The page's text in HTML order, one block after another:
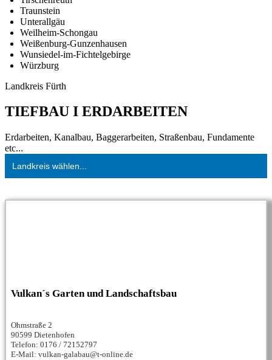
Traunstein
Unterallgäu
Weilheim-Schongau
Weißenburg-Gunzenhausen
Wunsiedel-im-Fichtelgebirge
Würzburg
Landkreis Fürth
TIEFBAU I ERDARBEITEN
Erdarbeiten, Kanalbau, Baggerarbeiten, Straßenbau, Fundamente
etc...
Landkreis wählen...
Vulkan´s Garten und Landschaftsbau
Ohmstraße 2
90599 Dietenhofen
Telefon: 0176 / 72152797
E-Mail: vulkan-galabau@t-online.de